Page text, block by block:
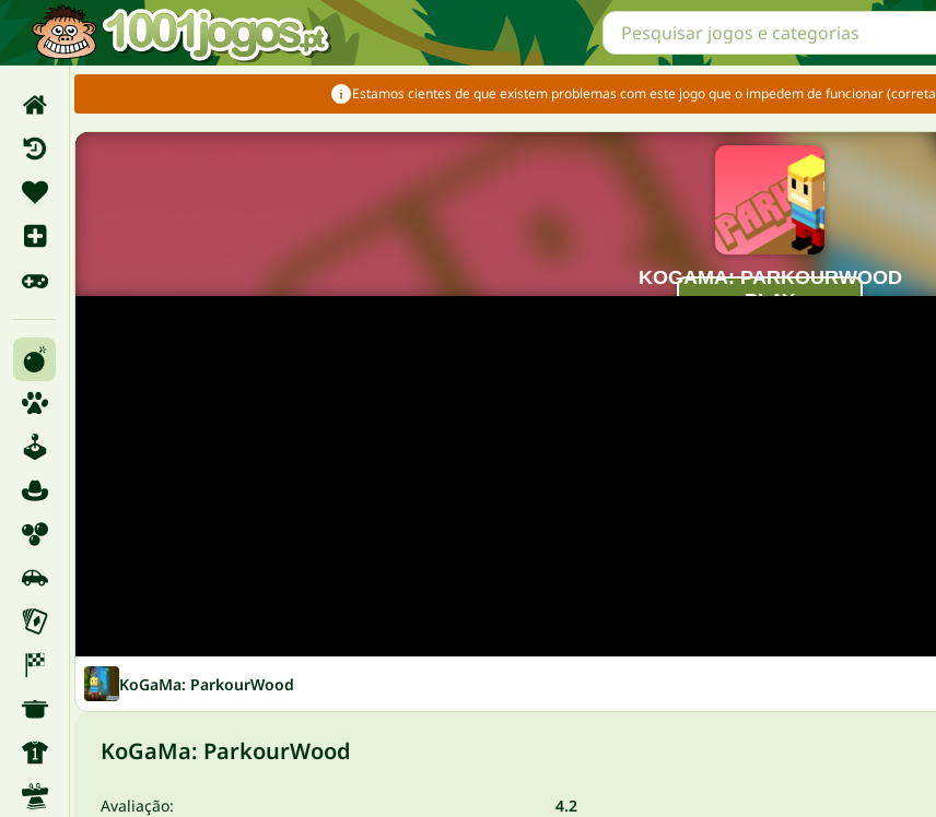
Estamos cientes de que existem problemas com este jogo que o impedem de funcionar
KoGaMa: ParkourWood
KoGaMa: ParkourWood
Avaliação:
4.2